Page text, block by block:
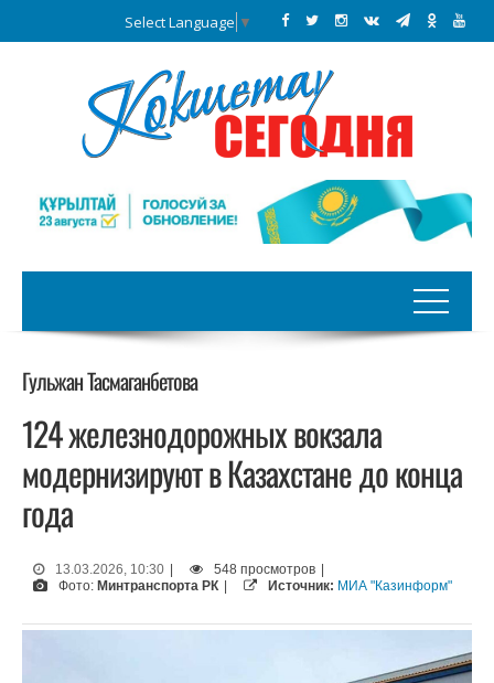
Select Language ▼
Гульжан Тасмаганбетова
124 железнодорожных вокзала
модернизируют в Казахстане до конца
года
13.03.2026, 10:30 548 просмотров
Фото: Минтранспорта РК Источник: МИА "Казинформ"